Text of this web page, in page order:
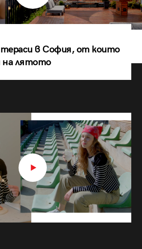
тераси в София, от които
на лятото